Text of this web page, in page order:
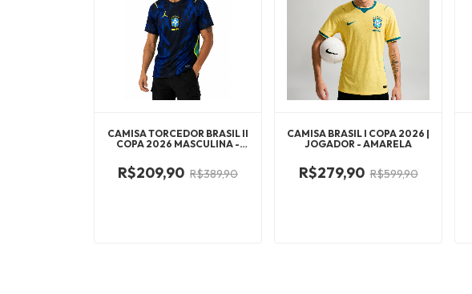
CAMISA TORCEDOR BRASIL II
COPA 2026 MASCULINA -
R$209,90 R$389,90
CAMISA BRASIL I COPA 2026 |
JOGADOR - AMARELA
R$279,90 R$599,90